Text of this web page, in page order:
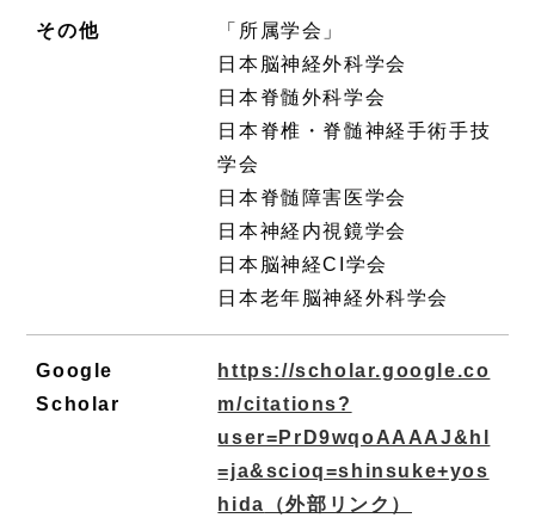
その他
「所属学会」
日本脳神経外科学会
日本脊髄外科学会
日本脊椎・脊髄神経手術手技
学会
日本脊髄障害医学会
日本神経内視鏡学会
日本脳神経CI学会
日本老年脳神経外科学会
Google
Scholar
https://scholar.google.co
m/citations?
user=PrD9wqoAAAAJ&hl
=ja&scioq=shinsuke+yos
hida
（外部リンク）